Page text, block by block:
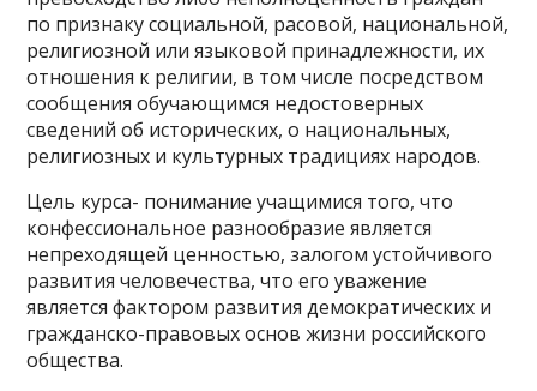
по признаку социальной, расовой, национальной,
религиозной или языковой принадлежности, их
отношения к религии, в том числе посредством
сообщения обучающимся недостоверных
сведений об исторических, о национальных,
религиозных и культурных традициях народов.
Цель курса- понимание учащимися того, что
конфессиональное разнообразие является
непреходящей ценностью, залогом устойчивого
развития человечества, что его уважение
является фактором развития демократических и
гражданско-правовых основ жизни российского
общества.